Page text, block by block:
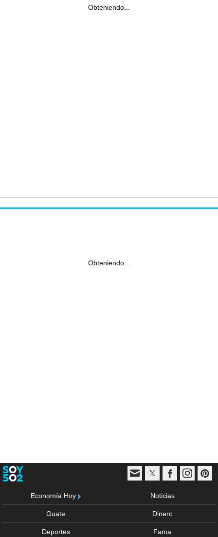
Obteniendo...
Obteniendo...
Economía Hoy Noticias
Guate Dinero
Deportes Fama